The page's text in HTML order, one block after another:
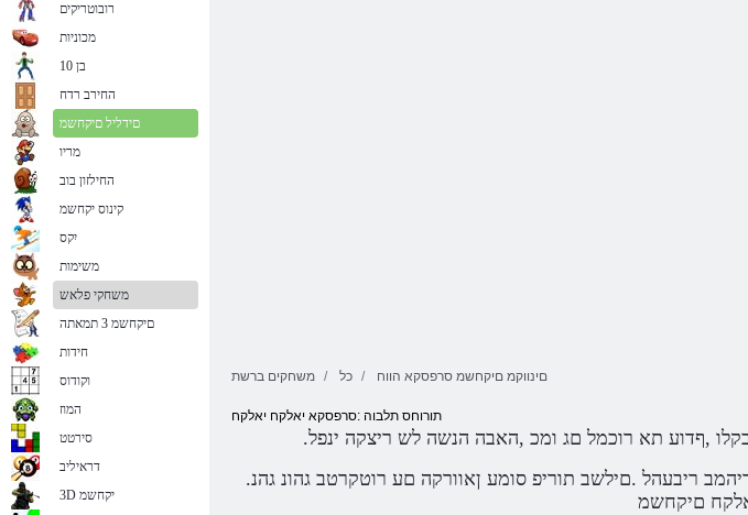
משחקים ברשת כל םינווקמ םיקחשמ סרפסקא הווח
תורוחס תלבוה :סרפסקא יאלקח יאלקח
,ףדוע תא רוכמל םג ומכ ,האבה הנשה לש ריצקה ינפל
.םירדרדתמ םהש דע ,תוחוקלו ןסחמל ופטקנש תוקריה תא תוריהמב ריבעהל .םילשב תוריפ סומע ןאוורקה םע רוטקרטב גהונ גהנ
םיקחשמ
רובוטריקים
מכוניות
בן 10
החירב רדח
םידליל םיקחשמ
מריו
החילזון בוב
קינוס יקחשמ
יִקס
משימות
משחקי פלאש
םיקחשמ 3 תמאתה
חידות
וקודוס
המוז
סירטט
דראיליב
3D יקחשמ